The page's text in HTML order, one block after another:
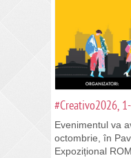
#Creativo2026,
Evenimentul va
octombrie, în
Expozițional